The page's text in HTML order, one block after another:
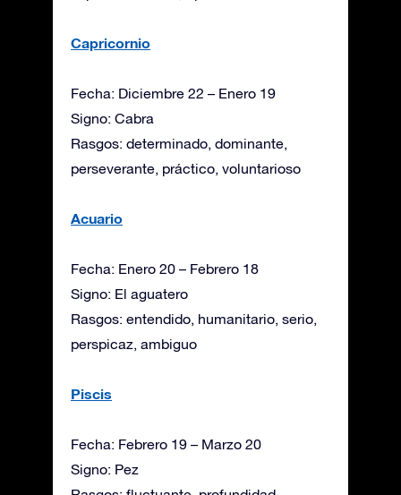
Capricornio
Fecha: Diciembre 22 – Enero 19
Signo: Cabra
Rasgos: determinado, dominante,
perseverante, práctico, voluntarioso
Acuario
Fecha: Enero 20 – Febrero 18
Signo: El aguatero
Rasgos: entendido, humanitario, serio,
perspicaz, ambiguo
Piscis
Fecha: Febrero 19 – Marzo 20
Signo: Pez